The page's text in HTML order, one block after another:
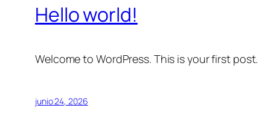
Hello world!
Welcome to WordPress. This is your first
junio 24, 2026